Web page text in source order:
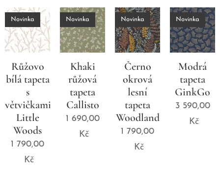
Růžovo
bílá tapeta
s
větvičkami
Little
Woods
Novinka
1 790,00
Kč
Khaki
růžová
tapeta
Callisto
Novinka
1 690,00
Kč
Černo
okrová
lesní
tapeta
Woodland
Novinka
1 790,00
Kč
Modrá
tapeta
GinkGo
Novinka
3 590,00
Kč